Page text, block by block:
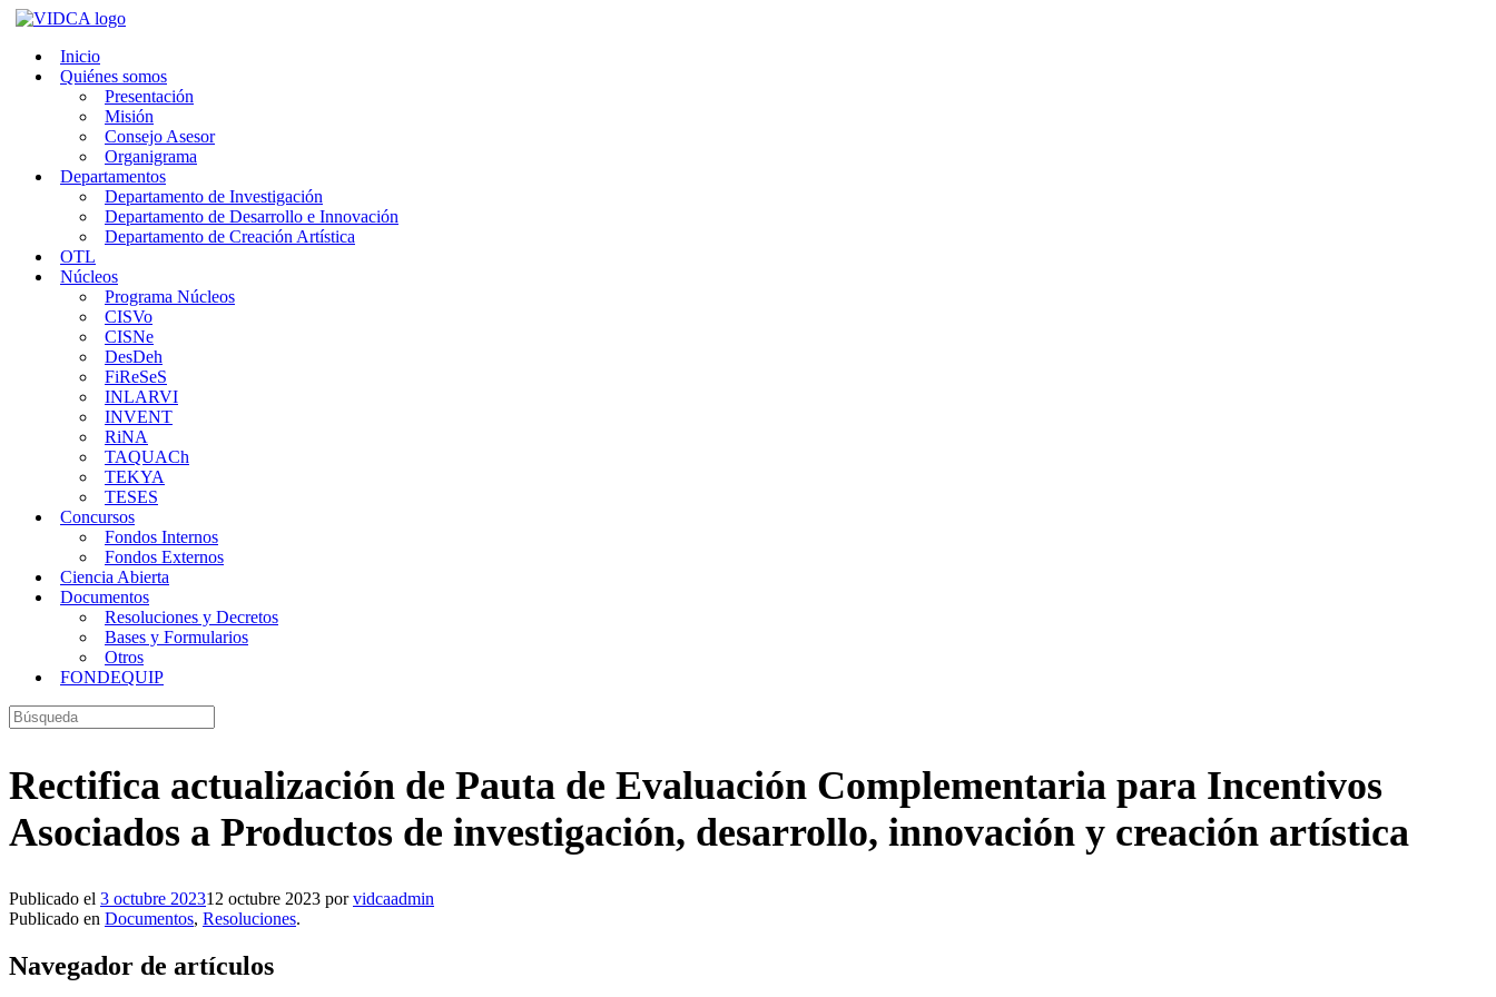
Saltar
contenidoInicio
Quiénes somos
Presentación
Misión
Consejo Asesor
Organigrama
Departamentos
Departamento de Investigación
Departamento de Desarrollo e Innovación
Departamento de Creación Artística
OTL
Núcleos
Programa Núcleos
CISVo
CISNe
DesDeh
FiReSeS
INLARVI
INVENT
RiNA
TAQUACh
TEKYA
TESES
Concursos
Fondos Internos
Fondos Externos
Ciencia Abierta
Documentos
Resoluciones y Decretos
Bases y Formularios
Otros
FONDEQUIP
Buscar:
Rectifica actualización de Pauta de Evaluación Complementaria para Incentivos
Asociados a Productos de investigación, desarrollo, innovación y creación artística
Publicado el 3 octubre 202312 octubre 2023 porvidcaadmin
Publicado en Documentos, Resoluciones.
Navegador de artículos